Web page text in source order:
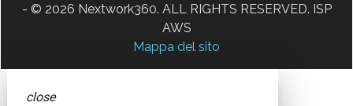
- © 2026 Nextwork360. ALL RIGHTS RESERVED. ISP
AWS
Mappa del sito
close